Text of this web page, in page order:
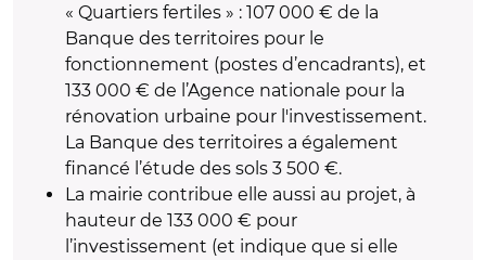
« Quartiers fertiles » : 107 000 € de la
Banque des territoires pour le
fonctionnement (postes d’encadrants), et
133 000 € de l’Agence nationale pour la
rénovation urbaine pour l'investissement.
La Banque des territoires a également
financé l’étude des sols 3 500 €.
La mairie contribue elle aussi au projet, à
hauteur de 133 000 € pour
l’investissement (et indique que si elle